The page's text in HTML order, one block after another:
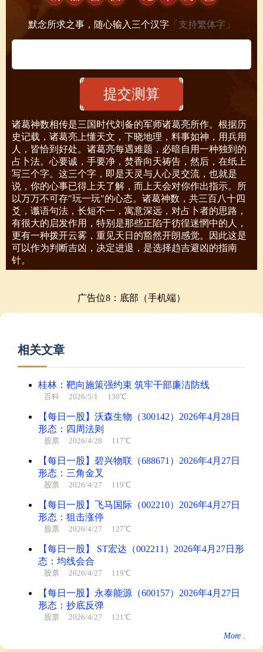
默念所求之事，随心输入三个汉字 「支持繁体字」
诸葛神数相传是三国时代刘备的军师诸葛亮所作。根据历
史记载，诸葛亮上懂天文，下晓地理，料事如神，用兵用
人，皆恰到好处。诸葛亮每遇难题，必暗自用一种独到的
占卜法。心要诚，手要净，焚香向天祷告，然后，在纸上
写三个字。这三个字，即是天灵与人心灵交流，也就是
说，你的心事已得上天了解，而上天会对你作出指示。所
以万万不可存"玩一玩"的心态。诸葛神数，共三百八十四
爻，谶语句法，长短不一，寓意深远，对占卜者的思路，
有很大的启发作用，特别是那些正陷于彷徨迷惘中的人，
更有一种拨开云雾，重见天日的豁然开朗感觉。因此这是
可以作为判断吉凶，决定进退，是选择趋吉避凶的指南
针。
广告位8：底部（手机端）
相关文章
桂林：靶向施策强约束 筑牢干部廉洁防线
百科 2026/5/1 130℃
【每日一股】沃森生物（300142）2026年4月28日
形态：四周法则
股票 2026/4/28 117℃
【每日一股】碧兴物联（688671）2026年4月27日
形态：三角金叉
股票 2026/4/27 119℃
【每日一股】飞马国际（002210）2026年4月27日
形态：狙击涨停
股票 2026/4/27 127℃
【每日一股】 ST宏达（002211）2026年4月27日形
态：均线会合
股票 2026/4/27 119℃
【每日一股】永泰能源（600157）2026年4月27日
形态：抄底反弹
股票 2026/4/27 121℃
More